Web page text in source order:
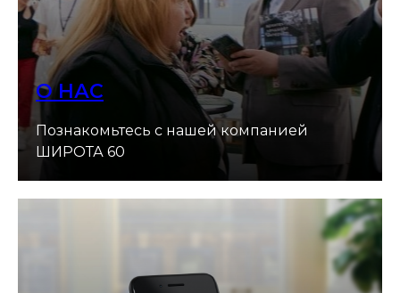
О НАС
Познакомьтесь с нашей компанией
ШИРОТА 60